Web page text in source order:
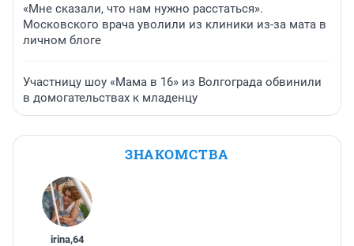
«Мне сказали, что нам нужно расстаться».
Московского врача уволили из клиники из-за мата в
личном блоге
Участницу шоу «Мама в 16» из Волгограда обвинили
в домогательствах к младенцу
ЗНАКОМСТВА
irina,64